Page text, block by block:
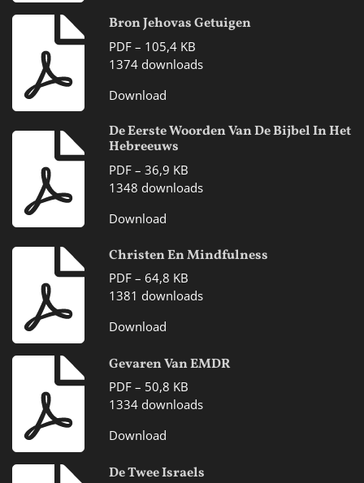
Bron Jehovas Getuigen
PDF – 105,4 KB
1374 downloads
Download
De Eerste Woorden Van De Bijbel In Het
Hebreeuws
PDF – 36,9 KB
1348 downloads
Download
Christen En Mindfulness
PDF – 64,8 KB
1381 downloads
Download
Gevaren Van EMDR
PDF – 50,8 KB
1334 downloads
Download
De Twee Israels